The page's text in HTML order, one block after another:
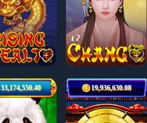
33,174,550.40 19,936,630.08